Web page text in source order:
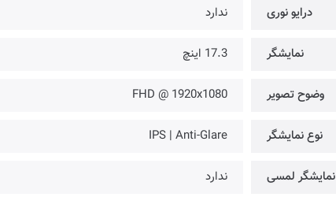
درایو نوری ندارد
نمایشگر 17.3 اینچ
وضوح تصویر FHD @ 1920x1080
نوع نمایشگر IPS | Anti-Glare
نمایشگر لمسی ندارد